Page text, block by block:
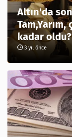
Altın'da
kadar oldu?
3 yıl önce